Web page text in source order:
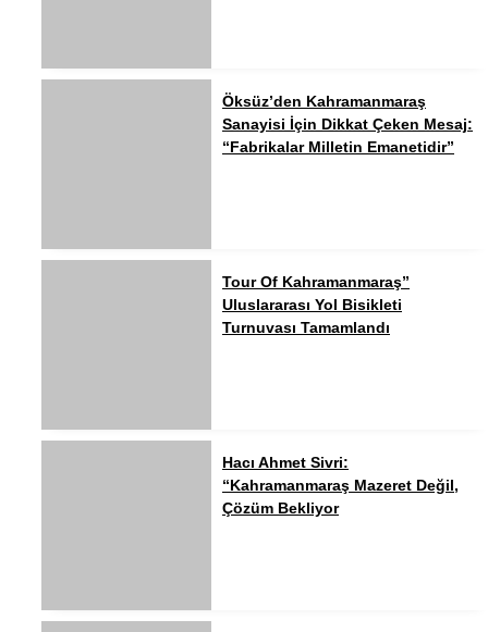
Öksüz’den Kahramanmaraş
Sanayisi İçin Dikkat Çeken Mesaj:
“Fabrikalar Milletin Emanetidir”
Tour Of Kahramanmaraş”
Uluslararası Yol Bisikleti
Turnuvası Tamamlandı
Hacı Ahmet Sivri:
“Kahramanmaraş Mazeret Değil,
Çözüm Bekliyor